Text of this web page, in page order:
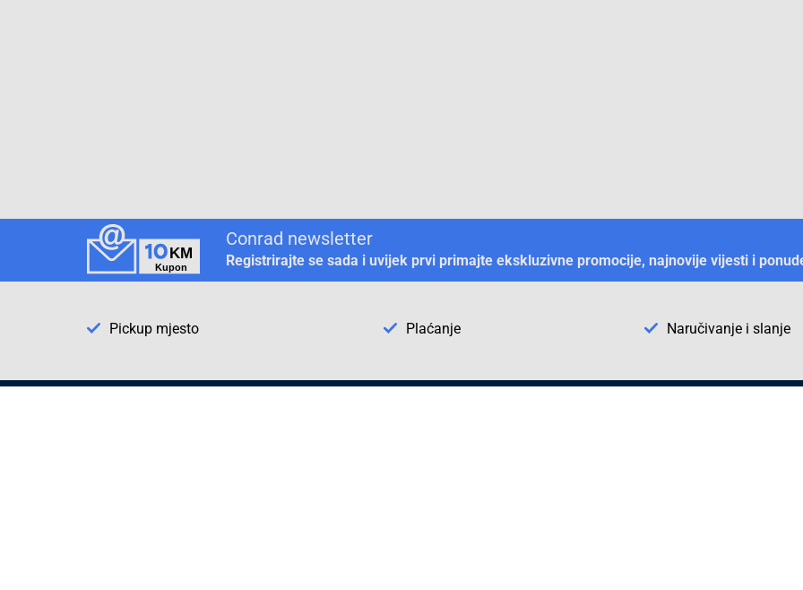
Conrad newsletter
Registrirajte se sada i uvijek prvi primajte ekskluzivne promocije, najnovije vijesti i
Pickup mjesto Plaćanje Naručivanje i slanje